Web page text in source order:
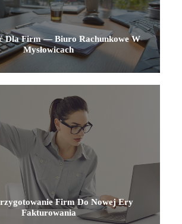
Dla Firm — Biuro Rachunkowe W
Mysłowicach
Firm Do Nowej Ery
Fakturowania